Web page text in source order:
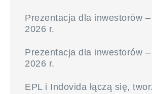
Prezentacja dla inwestorów
2026 r.
Prezentacja dla inwestorów
2026 r.
EPL i Indovida łączą się,